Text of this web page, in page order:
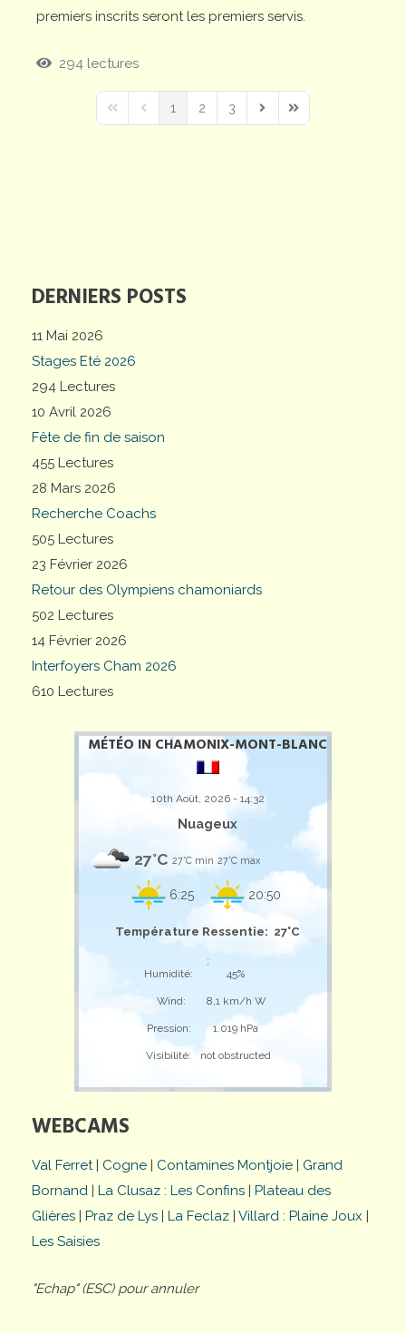
DERNIERS POSTS
11 Mai 2026
Stages Eté 2026
294 Lectures
10 Avril 2026
Fête de fin de saison
455 Lectures
28 Mars 2026
Recherche Coachs
505 Lectures
23 Février 2026
Retour des Olympiens chamoniards
502 Lectures
14 Février 2026
Interfoyers Cham 2026
610 Lectures
MÉTÉO IN CHAMONIX-MONT-BLANC
10th Août, 2026 - 14:32
Nuageux
27°C 27°C min 27°C max
6:25 20:50
Température Ressentie: 27°C
;
Humidité:
45%
Wind: 8,1 km/h W
Pression: 1.019 hPa
Visibilité: not obstructed
WEBCAMS
Val Ferret| Cogne | Contamines Montjoie | Grand
Bornand | La Clusaz : Les Confins | Plateau des
Glières | Praz de Lys | La Feclaz | Villard : Plaine Joux |
Les Saisies
"Echap" (ESC) pour annuler
premiers inscrits seront les premiers servis.
294 lectures
First PagePrevious Page
1 2 3
Next PageLast Page